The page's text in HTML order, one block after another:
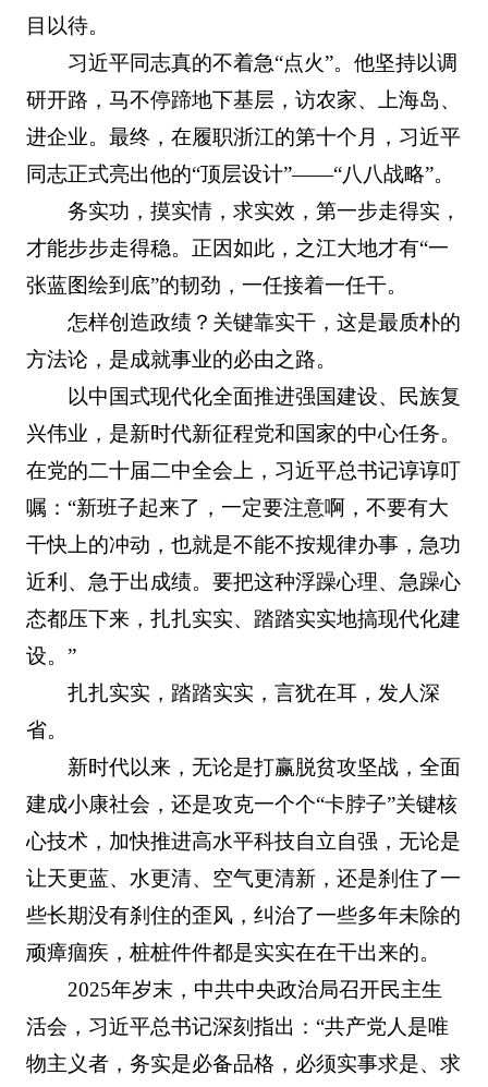
目以待。
习近平同志真的不着急“点火”。他坚持以调
研开路，马不停蹄地下基层，访农家、上海岛、
进企业。最终，在履职浙江的第十个月，习近平
同志正式亮出他的“顶层设计”——“八八战略”。
务实功，摸实情，求实效，第一步走得实，
才能步步走得稳。正因如此，之江大地才有“一
张蓝图绘到底”的韧劲，一任接着一任干。
怎样创造政绩？关键靠实干，这是最质朴的
方法论，是成就事业的必由之路。
以中国式现代化全面推进强国建设、民族复
兴伟业，是新时代新征程党和国家的中心任务。
在党的二十届二中全会上，习近平总书记谆谆叮
嘱：“新班子起来了，一定要注意啊，不要有大
干快上的冲动，也就是不能不按规律办事，急功
近利、急于出成绩。要把这种浮躁心理、急躁心
态都压下来，扎扎实实、踏踏实实地搞现代化建
设。”
扎扎实实，踏踏实实，言犹在耳，发人深
省。
新时代以来，无论是打赢脱贫攻坚战，全面
建成小康社会，还是攻克一个个“卡脖子”关键核
心技术，加快推进高水平科技自立自强，无论是
让天更蓝、水更清、空气更清新，还是刹住了一
些长期没有刹住的歪风，纠治了一些多年未除的
顽瘴痼疾，桩桩件件都是实实在在干出来的。
2025年岁末，中共中央政治局召开民主生
活会，习近平总书记深刻指出：“共产党人是唯
物主义者，务实是必备品格，必须实事求是、求